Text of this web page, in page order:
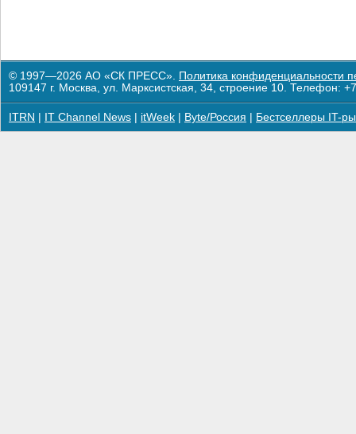
© 1997—2026 АО «СК ПРЕСС». Политика конфиденциальности
109147 г. Москва, ул. Марксистская, 34, строение 10. Телефон:
ITRN IT Channel News itWeek Byte/Россия Бестселлеры IT-